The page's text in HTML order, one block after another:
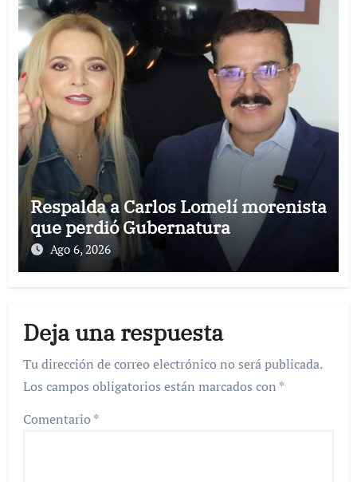
Respalda a Carlos Lomelí morenista
que perdió Gubernatura
Ago 6, 2026
Deja una respuesta
Tu dirección de correo electrónico no será publicada.
Los campos obligatorios están marcados con *
Comentario *